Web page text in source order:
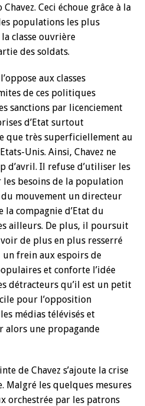
Ceci échoue grâce à la
populations les plus
classe ouvrière
des soldats.
aux classes
de ces politiques
sanctions par licenciement
d’Etat surtout
que très superficiellement au
Unis. Ainsi, Chavez ne
d’avril. Il refuse d’utiliser les
besoins de la population
mouvement un directeur
la compagnie d’Etat du
ailleurs. De plus, il poursuit
de plus en plus resserré
frein aux espoirs de
et conforte l’idée
détracteurs qu’il est un petit
pour l’opposition
médias télévisés et
alors une propagande
de Chavez s’ajoute la crise
Malgré les quelques mesures
orchestrée par les patrons